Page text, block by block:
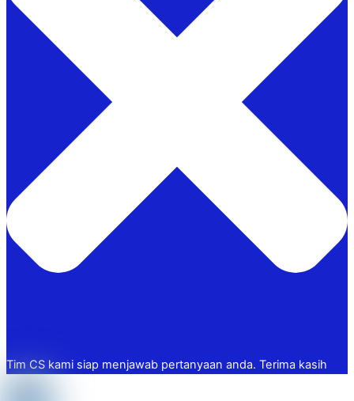
Tim CS kami siap menjawab pertanyaan anda. Terima kasih